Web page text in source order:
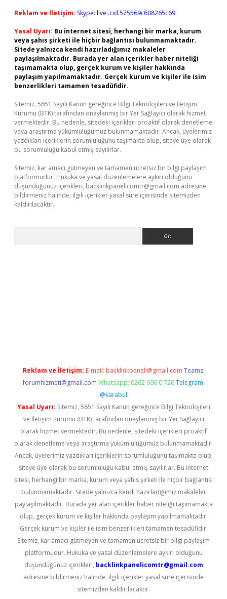
Reklam ve İletişim: Skype: live:.cid.575569c608265c69
Yasal Uyarı: Bu internet sitesi, herhangi bir marka, kurum
veya şahıs şirketi ile hiçbir bağlantısı bulunmamaktadır.
Sitede yalnızca kendi hazırladığımız makaleler
paylaşılmaktadır. Burada yer alan içerikler haber niteliği
taşımamakta olup, gerçek kurum ve kişiler hakkında
paylaşım yapılmamaktadır. Gerçek kurum ve kişiler ile isim
benzerlikleri tamamen tesadüfidir.
Sitemiz, 5651 Sayılı Kanun gereğince Bilgi Teknolojileri ve İletişim
Kurumu (BTK) tarafından onaylanmış bir Yer Sağlayıcı olarak hizmet
vermektedir. Bu nedenle, sitedeki içerikleri proaktif olarak denetleme
veya araştırma yükümlülüğümüz bulunmamaktadır. Ancak, üyelerimiz
yazdıkları içeriklerin sorumluluğunu taşımakta olup, siteye üye olarak
bu sorumluluğu kabul etmiş sayılırlar.
Sitemiz, kar amacı gütmeyen ve tamamen ücretsiz bir bilgi paylaşım
platformudur. Hukuka ve yasal düzenlemelere aykırı olduğunu
düşündüğünüz içerikleri, backlinkpanelicomtr@gmail.com adresine
bildirmeniz halinde, ilgili içerikler yasal süre içerisinde sitemizden
kaldırılacaktır.
Reklam ve İletişim: E-mail: backlinkpaneli@gmail.com Teams:
forumhizmeti@gmail.com Whatsapp: 0262 606 0 726 Telegram:
@karabul
Yasal Uyarı: Sitemiz, 5651 Sayılı Kanun gereğince Bilgi Teknolojileri
ve İletişim Kurumu (BTK) tarafından onaylanmış bir Yer Sağlayıcı
olarak hizmet vermektedir. Bu nedenle, sitedeki içerikleri proaktif
olarak denetleme veya araştırma yükümlülüğümüz bulunmamaktadır.
Ancak, üyelerimiz yazdıkları içeriklerin sorumluluğunu taşımakta olup,
siteye üye olarak bu sorumluluğu kabul etmiş sayılırlar. Bu internet
sitesi, herhangi bir marka, kurum veya şahıs şirketi ile hiçbir bağlantısı
bulunmamaktadır. Sitede yalnızca kendi hazırladığımız makaleler
paylaşılmaktadır. Burada yer alan içerikler haber niteliği taşımamakta
olup, gerçek kurum ve kişiler hakkında paylaşım yapılmamaktadır.
Gerçek kurum ve kişiler ile isim benzerlikleri tamamen tesadüfidir.
Sitemiz, kar amacı gütmeyen ve tamamen ücretsiz bir bilgi paylaşım
platformudur. Hukuka ve yasal düzenlemelere aykırı olduğunu
düşündüğünüz içerikleri, backlinkpanelicomtr@gmail.com
adresine bildirmeniz halinde, ilgili içerikler yasal süre içerisinde
sitemizden kaldırılacaktır.